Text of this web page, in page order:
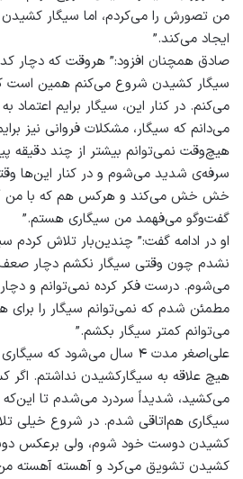
من تصورش را می‌کردم، اما سیگار
ایجاد می‌کند.”
صادق همچنان افزود:” هروقت که دچار
سیگار کشیدن شروع می‌کنم همین است
می‌کنم. در کنار این، سیگار برایم اعتماد
می‌دانم که سیگار، مشکلات فروانی نیز
هیچ‌وقت نمی‌توانم بیشتر از چند دقیقه
سرفه‌ی شدید می‌شوم و در کنار این‌ها
خش خش می‌کند و هرکس هم که با من
گفت‌وگو می‌فهمد من سیگاری هستم.”
او در ادامه گفت:” چندین‌بار تلاش کردم
نشدم چون وقتی سیگار نکشم دچار
می‌شوم. درست فکر کرده نمی‌توانم و
مطمئن شدم که نمی‌توانم سیگار را برای
می‌توانم کمتر سیگار بکشم.”
علی‌اصغر مدت ۴ سال می‌شود که
هیچ علاقه به سیگارکشیدن نداشتم.
می‌کشید، شدیداً سردرد می‌شدم تا این‌که
سیگاری هم‌اتاقی شدم. در شروع خیلی
کشیدن دوست خود شوم، ولی برعکس
کشیدن تشویق می‌کرد و آهسته آهسته